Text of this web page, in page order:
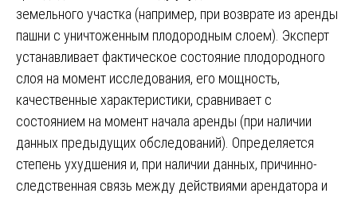
земельного участка (например, при возврате из аренды
пашни с уничтоженным плодородным слоем). Эксперт
устанавливает фактическое состояние плодородного
слоя на момент исследования, его мощность,
качественные характеристики, сравнивает с
состоянием на момент начала аренды (при наличии
данных предыдущих обследований). Определяется
степень ухудшения и, при наличии данных, причинно-
следственная связь между действиями арендатора и